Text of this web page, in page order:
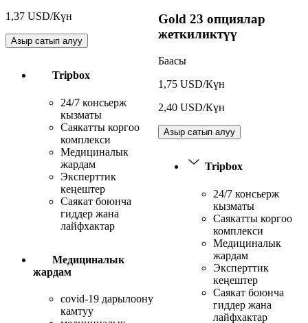
1,37 USD/Күн
Азыр сатып алуу
Tripbox
24/7 консьерж
кызматы
Саякатты коргоо
комплекси
Медициналык
жардам
Эксперттик
кеңештер
Саякат боюнча
гиддер жана
лайфхактар
Медициналык
жардам
covid-19 дарылоону
камтуу
Gold 23 опциялар
жеткиликтүү
Баасы
1,75 USD/Күн
2,40 USD/Күн
Азыр сатып алуу
Tripbox
24/7 консьерж
кызматы
Саякатты коргоо
комплекси
Медициналык
жардам
Эксперттик
кеңештер
Саякат боюнча
гиддер жана
лайфхактар